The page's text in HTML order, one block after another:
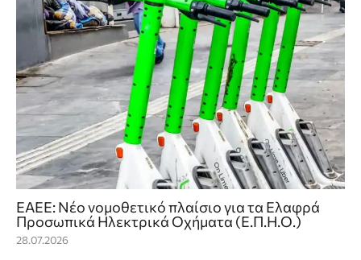
ΕΑΕΕ: Νέο νομοθετικό πλαίσιο για τα Ελαφρά
Προσωπικά Ηλεκτρικά Οχήματα (Ε.Π.Η.Ο.)
28.07.2026